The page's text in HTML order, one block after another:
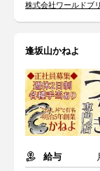
株式会社ワールドブ
逢坂山かねよ
給与